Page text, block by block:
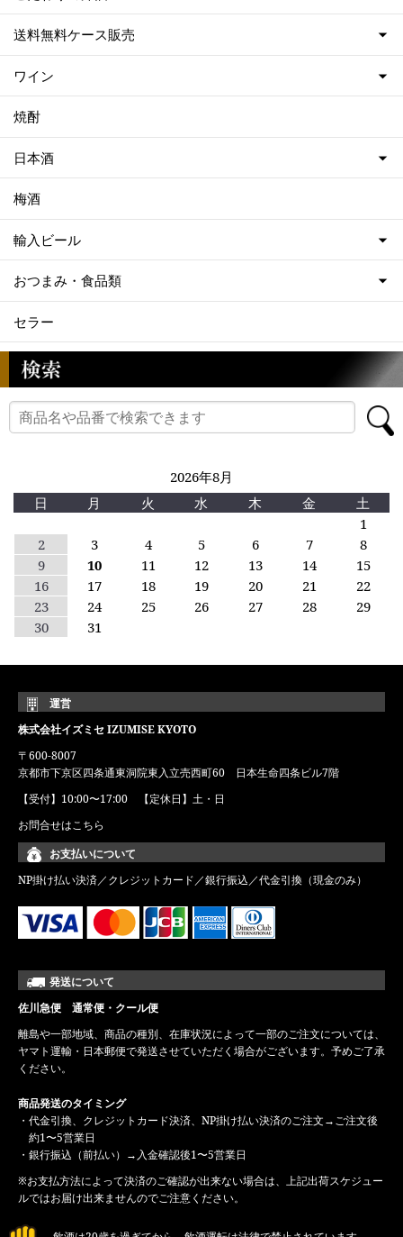
送料無料ケース販売
ワイン
焼酎
日本酒
梅酒
輸入ビール
おつまみ・食品類
セラー
2026年8月
日
月 火 水 木 金
土
1
2
3 4 5 6 7
8
9
10 11 12 13 14
15
16
17 18 19 20 21
22
23
24 25 26 27 28
29
30
31
運営
株式会社イズミセ IZUMISE KYOTO
〒600-8007
京都市下京区四条通東洞院東入立売西町60 日本生命四条ビル7階
【受付】10:00〜17:00 【定休日】土・日
お問合せはこちら
お支払いについて
NP掛け払い決済／クレジットカード／銀行振込／代金引換（現金のみ）
発送について
佐川急便 通常便・クール便
離島や一部地域、商品の種別、在庫状況によって一部のご注文については、
ヤマト運輸・日本郵便で発送させていただく場合がございます。予めご了承
ください。
商品発送のタイミング
・代金引換、クレジットカード決済、NP掛け払い決済のご注文→ご注文後
約1〜5営業日
・銀行振込（前払い）→入金確認後1〜5営業日
※お支払方法によって決済のご確認が出来ない場合は、上記出荷スケジュー
ルではお届け出来ませんのでご注意ください。